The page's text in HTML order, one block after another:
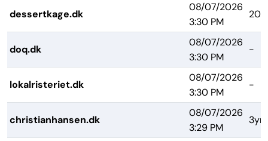
dessertkage.dk
08/07/2026
3:30 PM
doq.dk
08/07/2026
3:30 PM
-
lokalristeriet.dk
08/07/2026
3:30 PM
-
christianhansen.dk
08/07/2026
3:29 PM
3yrs